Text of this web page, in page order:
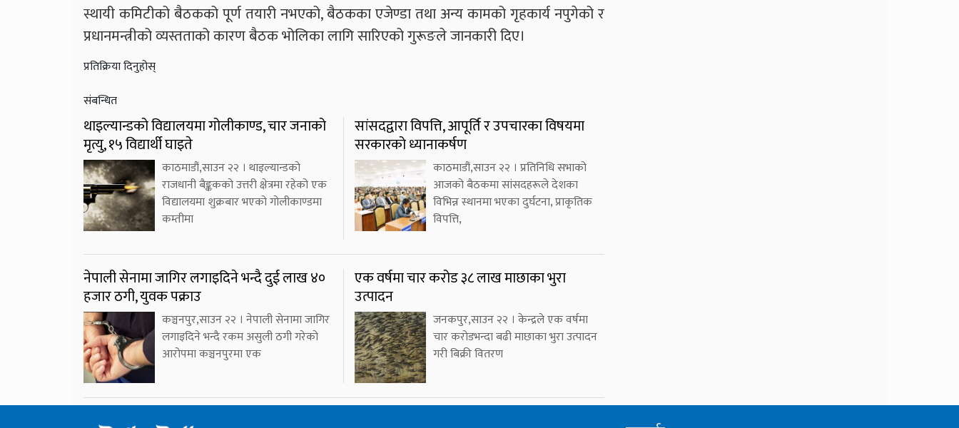
स्थायी कमिटीको बैठकको पूर्ण तयारी नभएको, बैठकका एजेण्डा तथा अन्य कामको गृहकार्य नपुगेको र
प्रधानमन्त्रीको व्यस्तताको कारण बैठक भोलिका लागि सारिएको गुरूङले जानकारी दिए।
प्रतिक्रिया दिनुहोस्
संबन्धित
थाइल्यान्डको विद्यालयमा गोलीकाण्ड, चार जनाको
मृत्यु, १५ विद्यार्थी घाइते
काठमाडौं,साउन २२ । थाइल्यान्डको
राजधानी बैङ्ककको उत्तरी क्षेत्रमा रहेको एक
विद्यालयमा शुक्रबार भएको गोलीकाण्डमा
कम्तीमा
सांसदद्वारा विपत्ति, आपूर्ति र उपचारका विषयमा
सरकारको ध्यानाकर्षण
काठमाडौं,साउन २२ । प्रतिनिधि सभाको
आजको बैठकमा सांसदहरूले देशका
विभिन्न स्थानमा भएका दुर्घटना, प्राकृतिक
विपत्ति,
नेपाली सेनामा जागिर लगाइदिने भन्दै दुई लाख ४०
हजार ठगी, युवक पक्राउ
कञ्चनपुर,साउन २२ । नेपाली सेनामा जागिर
लगाइदिने भन्दै रकम असुली ठगी गरेको
आरोपमा कञ्चनपुरमा एक
एक वर्षमा चार करोड ३८ लाख माछाका भुरा
उत्पादन
जनकपुर,साउन २२ । केन्द्रले एक वर्षमा
चार करोडभन्दा बढी माछाका भुरा उत्पादन
गरी बिक्री वितरण